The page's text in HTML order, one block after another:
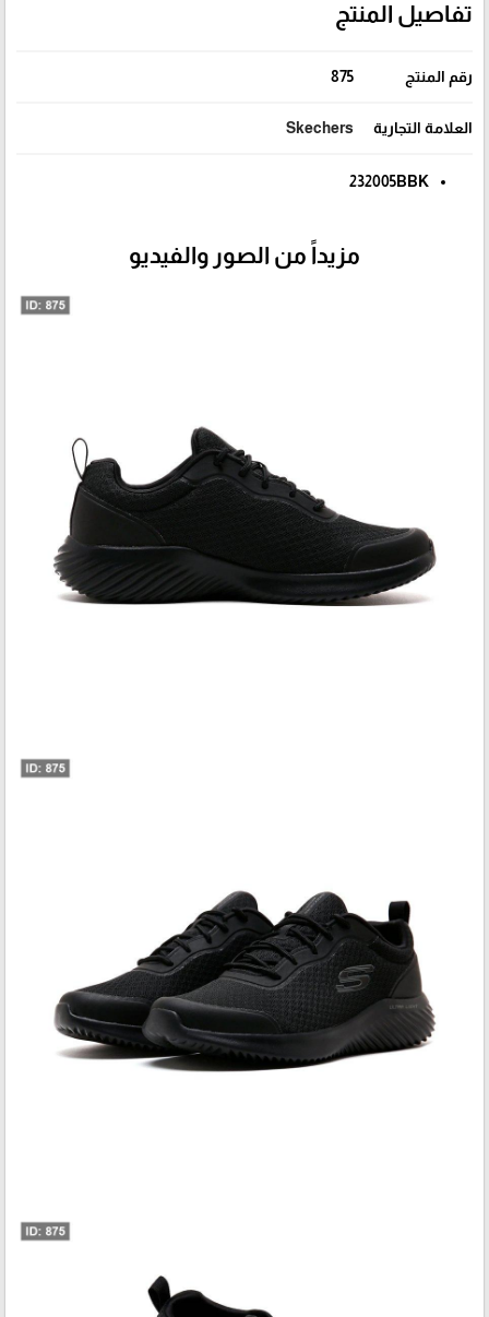
تفاصيل المنتج
رقم المنتج 875
العلامة التجارية Skechers
232005BBK
مزيداً من الصور والفيديو